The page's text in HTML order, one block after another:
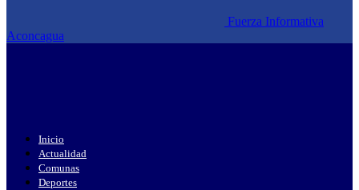
Fuerza Informativa
Aconcagua
Inicio
Actualidad
Comunas
Deportes